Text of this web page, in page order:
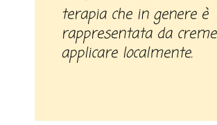
terapia che in genere è
rappresentata da
applicare localmente.